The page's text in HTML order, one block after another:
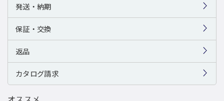
発送・納期
保証・交換
返品
カタログ請求